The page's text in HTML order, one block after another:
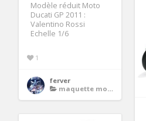
Modèle réduit Moto
Ducati GP 2011 :
Valentino Rossi
Echelle 1/6
1
ferver
maquette moto gp